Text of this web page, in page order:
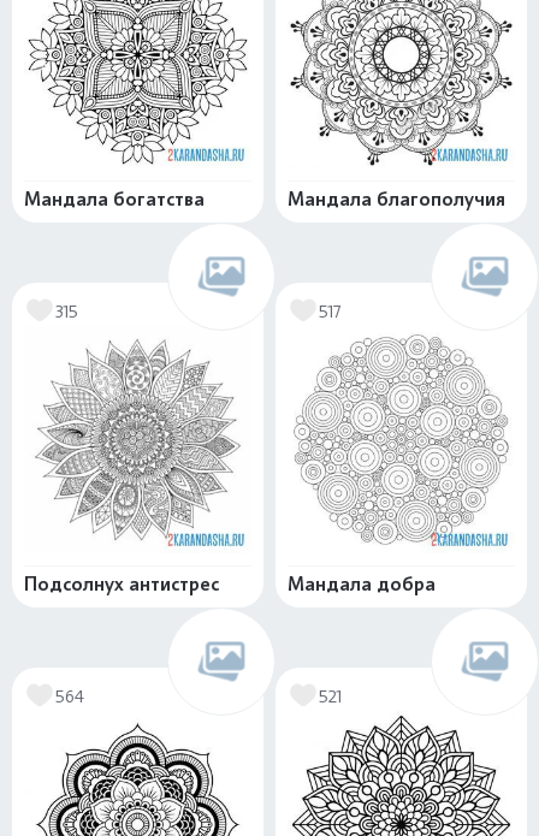
Мандала богатства Мандала благополучия
315
Подсолнух антистрес
517
Мандала добра
564 521